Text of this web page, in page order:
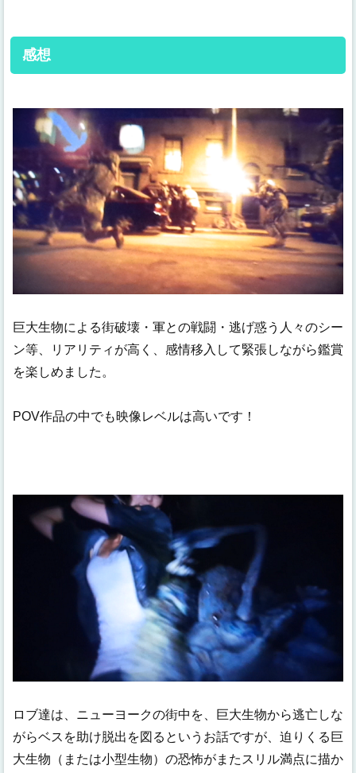
感想
巨大生物による街破壊・軍との戦闘・逃げ惑う人々のシー
ン等、リアリティが高く、感情移入して緊張しながら鑑賞
を楽しめました。
POV作品の中でも映像レベルは高いです！
ロブ達は、ニューヨークの街中を、巨大生物から逃亡しな
がらベスを助け脱出を図るというお話ですが、迫りくる巨
大生物（または小型生物）の恐怖がまたスリル満点に描か